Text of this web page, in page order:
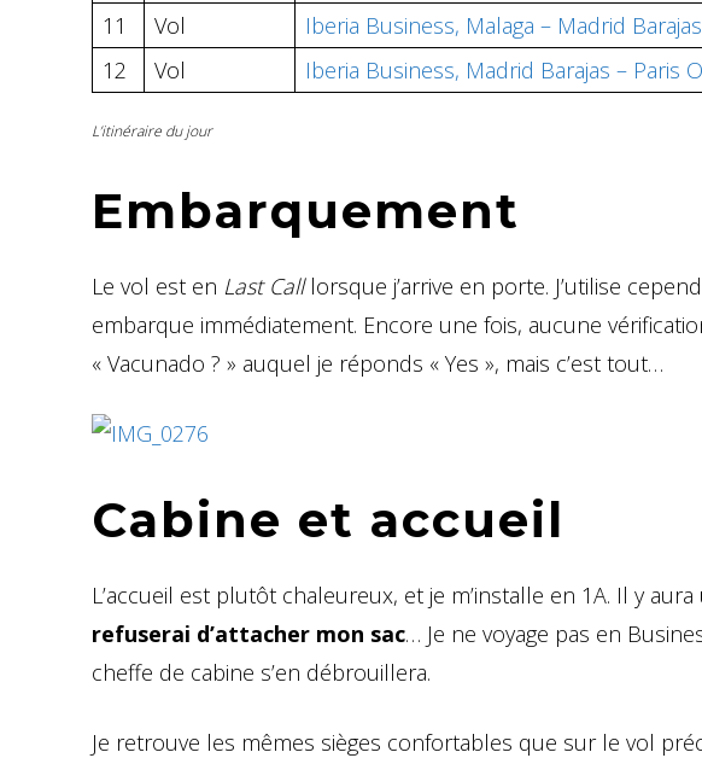
11
Vol
Iberia Business, Malaga – Madrid
12
Vol Iberia Business, Madrid Barajas – Paris
L’itinéraire du jour
Embarquement
Le vol est en Last Calllorsque j’arrive en porte. J’utilise
embarque immédiatement. Encore une fois, aucune
« Vacunado ? » auquel je réponds « Yes », mais c’est tout…
Cabine et accueil
L’accueil est plutôt chaleureux, et je m’installe en 1A. Il y aura
refuserai d’attacher mon sac… Je ne voyage pas en
cheffe de cabine s’en débrouillera.
Je retrouve les mêmes sièges confortables que sur le vol